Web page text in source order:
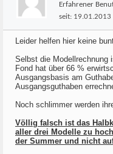
Erfahrener
seit: 19.01.2013
Leider helfen hier keine
Selbst die Modellrechnung
Fond hat über 66 %
Ausgangsbasis am
Ausgangsguthaben
Noch schlimmer werden
Völlig falsch ist das
aller drei Modelle zu
der Summer und nicht